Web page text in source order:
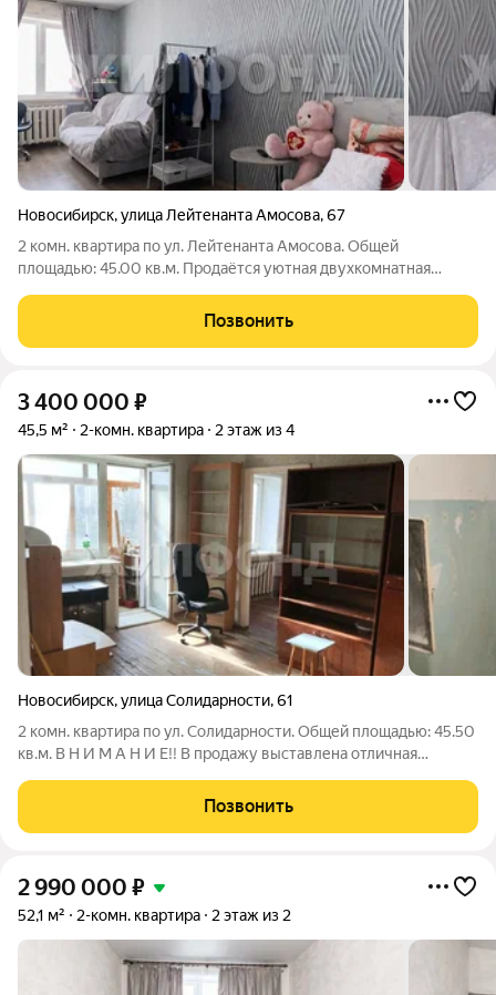
Новосибирск,улица Лейтенанта Амосова,67
2 комн. квартира по ул. Лейтенанта Амосова. Общей
площадью: 45.00 кв.м. Продаётся уютная двухкомнатная
живописной части Калининского района Новосибирска. Это
прекрасное предложение для тех, кто ценит
Позвонить
3 400 000 ₽
45,5 м² 2-комн. квартира 2 этаж из 4
Новосибирск,улица Солидарности,61
2 комн. квартира по ул. Солидарности. Общей площадью: 45.50
кв.м. В Н И М А Н И Е!! В продажу выставлена отличная
параметры: - площадь квартиры с балконом составляет 47 м.
кв. - обременений нет,
Позвонить
2 990 000 ₽
52,1 м² 2-комн. квартира 2 этаж из 2